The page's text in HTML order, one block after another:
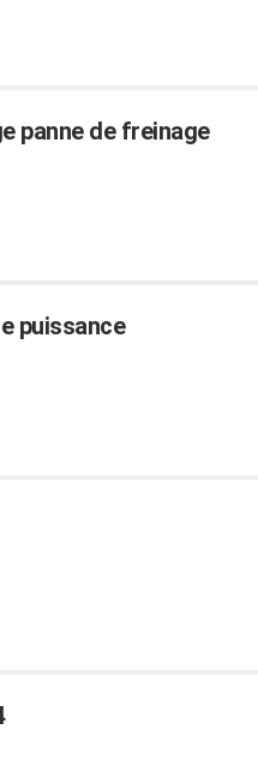
panne de freinage
puissance